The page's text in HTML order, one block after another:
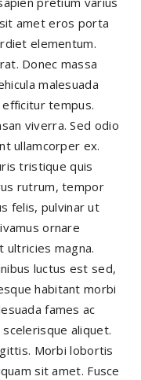
amet eros porta
elementum.
Donec massa
malesuada
tempus.
viverra. Sed odio
ullamcorper ex.
tristique quis
rutrum, tempor
felis, pulvinar ut
ornare
ultricies magna.
luctus est sed,
habitant morbi
fames ac
aliquet.
Morbi lobortis
sit amet. Fusce